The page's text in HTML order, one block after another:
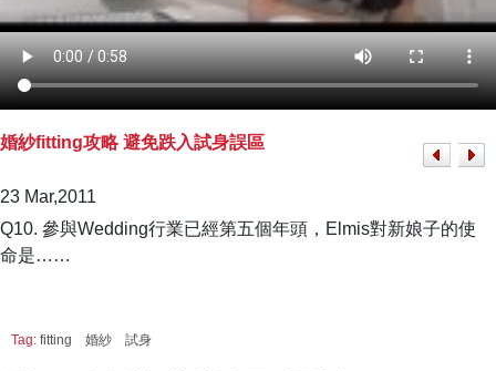
婚紗fitting攻略 避免跌入試身誤區
23 Mar,2011
Q10. 參與Wedding行業已經第五個年頭，Elmis對新娘子的使
命是……
Tag: fitting 婚紗 試身